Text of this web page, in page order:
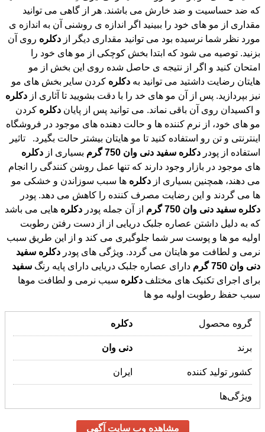
مورد نظر شما نرسیده بود می توانید مقداری دیگر از دکلره روی آن
بزنید. توصیه می شود که ابتدا بخش کوچکی از مو های خود را
امتحان کنید و اگر از نتیجه ی حاصل شده روی این بخش از مو
هایتان رضایت داشتید می توانید به دکلره کردن سایر بخش های مو
نیز بپردازید. پس از آن مو های خد را با دقت بشویید تا آثاری از دکلره
و اکسیدان روی آن باقی نماند. می توانید پس از پایان دکلره کردن
مو های خود، از نرم کننده ها و حالت دهنده های موجود در فروشگاه
اینترنتی و تن رو استفاده کنید تا مو هایتان بیشتر حالت بگیرد. تاثیر
استفاده از پودر دکلره سفید دنی وان 750 گرم بسیاری از دکلره
های موجود در بازار وجود دارند که تنها عمل روشن کنندگی را انجام
می دهند، همچنین بسیاری از دکلره ها سبب سوزاندن و خشکی مو
ها می گردند و این رضایت مصرف کننده را کاهش می دهد. پودر
دکلره سفید دنی وان 750 گرم از آن جمله پودر دکلره هایی می باشد
که به دلیل داشتن عصاره جلبک دریایی از از دست رفتن رطوبت
اولیه مو ها و پوست سر شما جلوگیری می کند و از این طریق سبب
نرمی و لطافت مو هایتان می گردد. ویژگی های پودر دکلره سفید
دنی وان 750 گرم دارای عصاره جلبک دریایی دارای پایه رنگ سفید
برای اجرای تکنیک های مختلف دکلره سبب نرمی و لطافت موها
سبب حفظ رطوبت اولیه مو ها
گروه محصول دکلره
برند دنی وان
کشور تولید کننده ایران
ویژگی‌ها
مشاهده وب سایت آگهی